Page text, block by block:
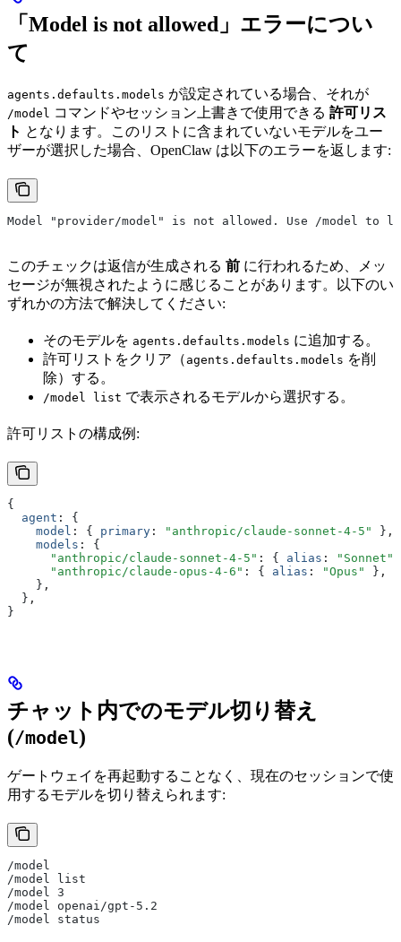
「Model is not allowed」エラーについ
て
agents.defaults.models が設定されている場合、それが
/model コマンドやセッション上書きで使用できる 許可リス
ト となります。このリストに含まれていないモデルをユー
ザーが選択した場合、OpenClaw は以下のエラーを返します:
Model "provider/model" is not allowed. Use /model to
このチェックは返信が生成される 前 に行われるため、メッ
セージが無視されたように感じることがあります。以下のい
ずれかの方法で解決してください:
そのモデルを agents.defaults.models に追加する。
許可リストをクリア（ agents.defaults.models を削
除）する。
/model list で表示されるモデルから選択する。
許可リストの構成例:
{
  agent
:
{
    model
: { primary : "anthropic/claude-sonnet-4-5" } ,
    models
:
{
      "anthropic/claude-sonnet-4-5"
: { alias : "Sonnet"
      "anthropic/claude-opus-4-6"
: { alias : "Opus" } ,
    }
,
  }
,
}
チャット内でのモデル切り替え
(/model)
ゲートウェイを再起動することなく、現在のセッションで使
用するモデルを切り替えられます:
/model
/model list
/model 3
/model openai/gpt-5.2
/model status